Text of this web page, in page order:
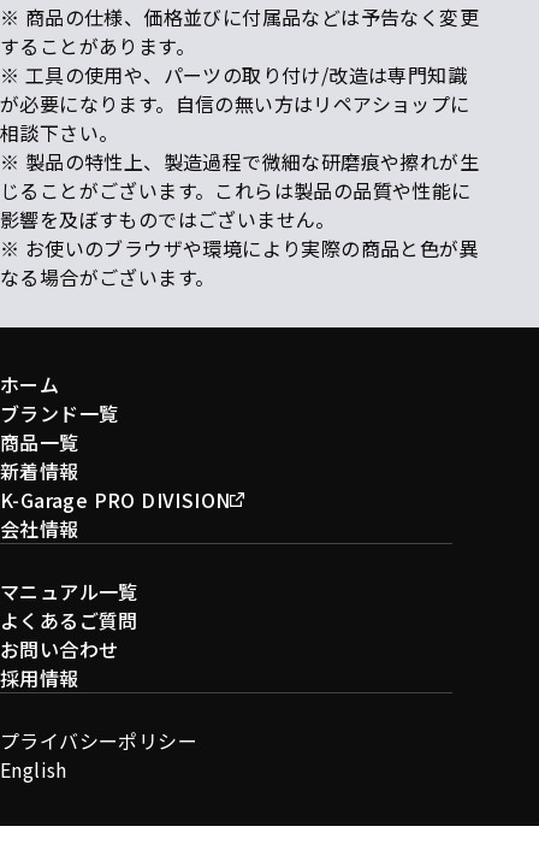
※ 商品の仕様、価格並びに付属品などは予告なく変更
することがあります。
※ 工具の使用や、パーツの取り付け/改造は専門知識
が必要になります。自信の無い方はリペアショップに
相談下さい。
※ 製品の特性上、製造過程で微細な研磨痕や擦れが生
じることがございます。これらは製品の品質や性能に
影響を及ぼすものではございません。
※ お使いのブラウザや環境により実際の商品と色が異
なる場合がございます。
ホーム
ブランド一覧
商品一覧
新着情報
K-Garage PRO DIVISION
会社情報
マニュアル一覧
よくあるご質問
お問い合わせ
採用情報
プライバシーポリシー
English